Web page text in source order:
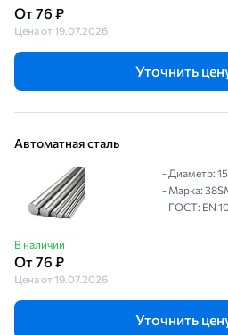
От 76 ₽
Цена от 19.07.2026
Уточнить
Автоматная сталь
В наличии
От 76 ₽
Цена от 19.07.2026
- Диаметр: 15
- Марка:
- ГОСТ: EN
Уточнить